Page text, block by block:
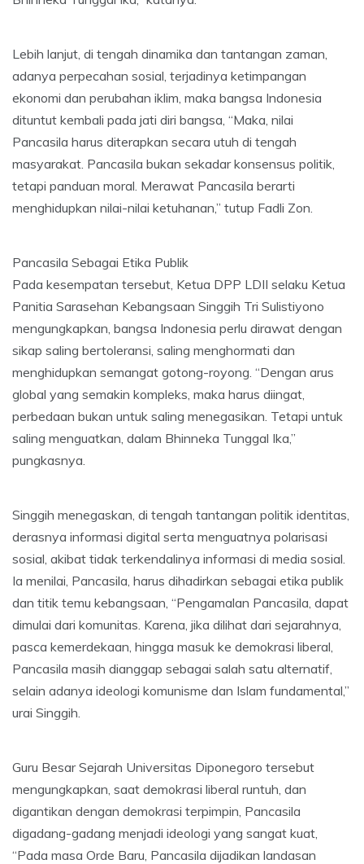
Lebih lanjut, di tengah dinamika dan tantangan zaman,
adanya perpecahan sosial, terjadinya ketimpangan
ekonomi dan perubahan iklim, maka bangsa Indonesia
dituntut kembali pada jati diri bangsa, “Maka, nilai
Pancasila harus diterapkan secara utuh di tengah
masyarakat. Pancasila bukan sekadar konsensus politik,
tetapi panduan moral. Merawat Pancasila berarti
menghidupkan nilai-nilai ketuhanan,” tutup Fadli Zon.
Pancasila Sebagai Etika Publik
Pada kesempatan tersebut, Ketua DPP LDII selaku Ketua
Panitia Sarasehan Kebangsaan Singgih Tri Sulistiyono
mengungkapkan, bangsa Indonesia perlu dirawat dengan
sikap saling bertoleransi, saling menghormati dan
menghidupkan semangat gotong-royong. “Dengan arus
global yang semakin kompleks, maka harus diingat,
perbedaan bukan untuk saling menegasikan. Tetapi untuk
saling menguatkan, dalam Bhinneka Tunggal Ika,”
pungkasnya.
Singgih menegaskan, di tengah tantangan politik identitas,
derasnya informasi digital serta menguatnya polarisasi
sosial, akibat tidak terkendalinya informasi di media sosial.
Ia menilai, Pancasila, harus dihadirkan sebagai etika publik
dan titik temu kebangsaan, “Pengamalan Pancasila, dapat
dimulai dari komunitas. Karena, jika dilihat dari sejarahnya,
pasca kemerdekaan, hingga masuk ke demokrasi liberal,
Pancasila masih dianggap sebagai salah satu alternatif,
selain adanya ideologi komunisme dan Islam fundamental,”
urai Singgih.
Guru Besar Sejarah Universitas Diponegoro tersebut
mengungkapkan, saat demokrasi liberal runtuh, dan
digantikan dengan demokrasi terpimpin, Pancasila
digadang-gadang menjadi ideologi yang sangat kuat,
“Pada masa Orde Baru, Pancasila dijadikan landasan